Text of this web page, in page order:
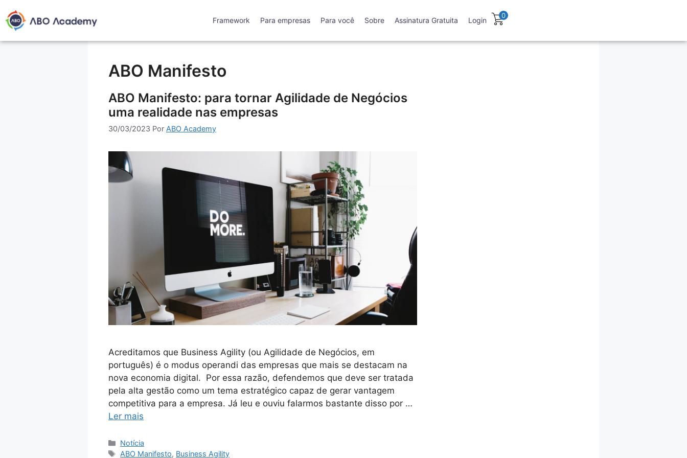
Framework Para empresas Para você Sobre Assinatura Gratuita Login
0
ABO Manifesto
ABO Manifesto: para tornar Agilidade de Negócios
uma realidade nas empresas
30/03/2023 Por ABO Academy
Acreditamos que Business Agility (ou Agilidade de Negócios, em
português) é o modus operandi das empresas que mais se destacam na
nova economia digital. Por essa razão, defendemos que deve ser tratada
pela alta gestão como um tema estratégico capaz de gerar vantagem
competitiva para a empresa. Já leu e ouviu falarmos bastante disso por …
Ler mais
Notícia
ABO Manifesto, Business Agility